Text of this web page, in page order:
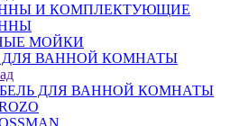
И КОМПЛЕКТУЮЩИЕ
МОЙКИ
ДЛЯ ВАННОЙ КОМНАТЫ
ДЛЯ ВАННОЙ КОМНАТЫ